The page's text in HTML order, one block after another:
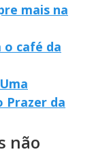
mais na
o café da
Prazer da
não